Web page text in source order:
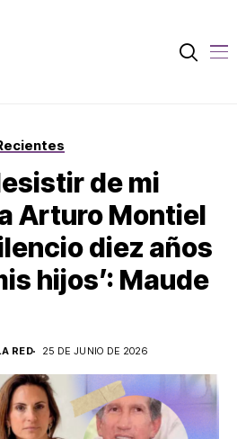
de mi
Arturo Montiel
diez años
hijos’: Maude
RED
25 DE JUNIO DE 2026